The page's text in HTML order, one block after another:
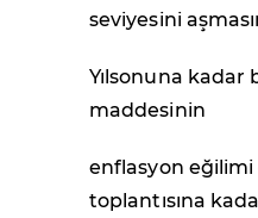
seviyesini
Yılsonuna
maddesinin
enflasyon
toplantısına